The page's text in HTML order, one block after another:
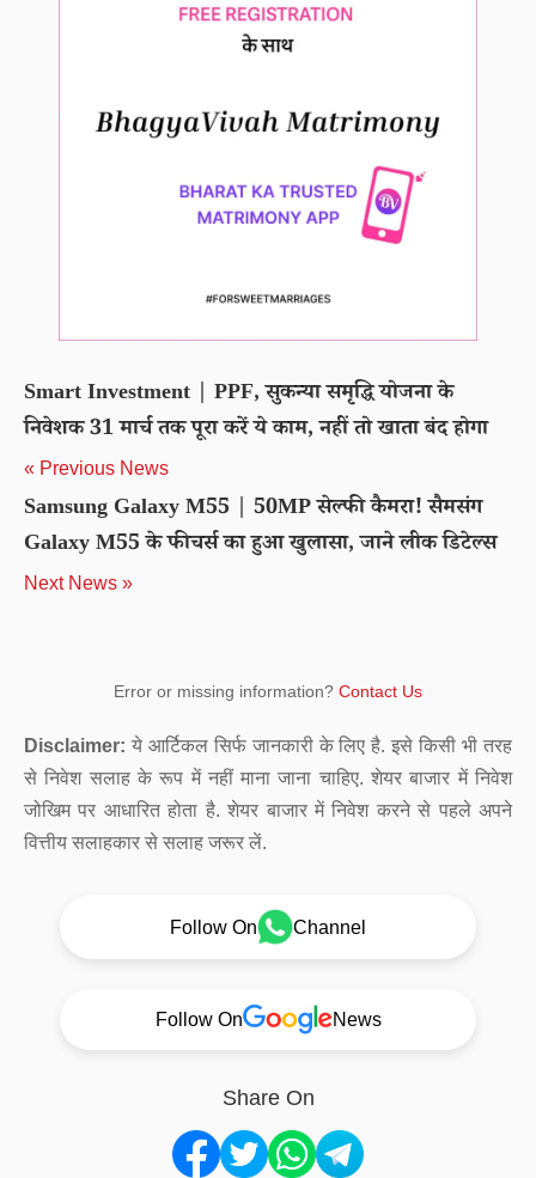
Smart Investment | PPF, सुकन्या समृद्धि योजना के
निवेशक 31 मार्च तक पूरा करें ये काम, नहीं तो खाता बंद होगा
« Previous News
Samsung Galaxy M55 | 50MP सेल्फी कैमरा! सैमसंग
Galaxy M55 के फीचर्स का हुआ खुलासा, जाने लीक डिटेल्स
Next News »
Error or missing information? Contact Us
Disclaimer: ये आर्टिकल सिर्फ जानकारी के लिए है. इसे किसी भी तरह
से निवेश सलाह के रूप में नहीं माना जाना चाहिए. शेयर बाजार में निवेश
जोखिम पर आधारित होता है. शेयर बाजार में निवेश करने से पहले अपने
वित्तीय सलाहकार से सलाह जरूर लें.
Follow On Channel
Follow On News
Share On